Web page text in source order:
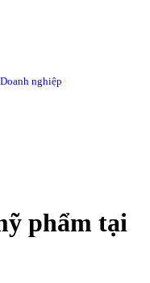
Doanh nghiệp
phẩm tại